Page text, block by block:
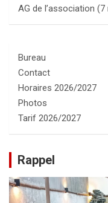
AG de l’association (7
Bureau
Contact
Horaires 2026/2027
Photos
Tarif 2026/2027
Rappel